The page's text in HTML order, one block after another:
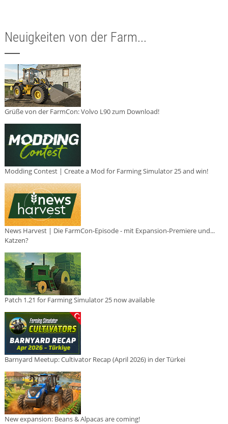
Neuigkeiten von der Farm...
Grüße von der FarmCon: Volvo L90 zum Download!
Modding Contest | Create a Mod for Farming Simulator 25 and win!
News Harvest | Die FarmCon-Episode - mit Expansion-Premiere und...
Katzen?
Patch 1.21 for Farming Simulator 25 now available
Barnyard Meetup: Cultivator Recap (April 2026) in der Türkei
New expansion: Beans & Alpacas are coming!